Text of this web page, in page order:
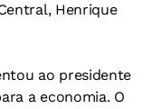
Henrique
ao presidente
a economia. O